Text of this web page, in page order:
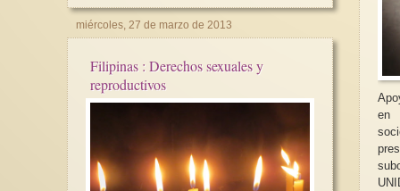
miércoles, 27 de marzo de 2013
Filipinas : Derechos sexuales y
reproductivos
en